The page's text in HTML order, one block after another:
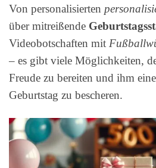
Von personalisierten
über mitreißende
Videobotschaften mit
– es gibt viele Möglichkeiten,
Freude zu bereiten und ihm
Geburtstag zu bescheren.